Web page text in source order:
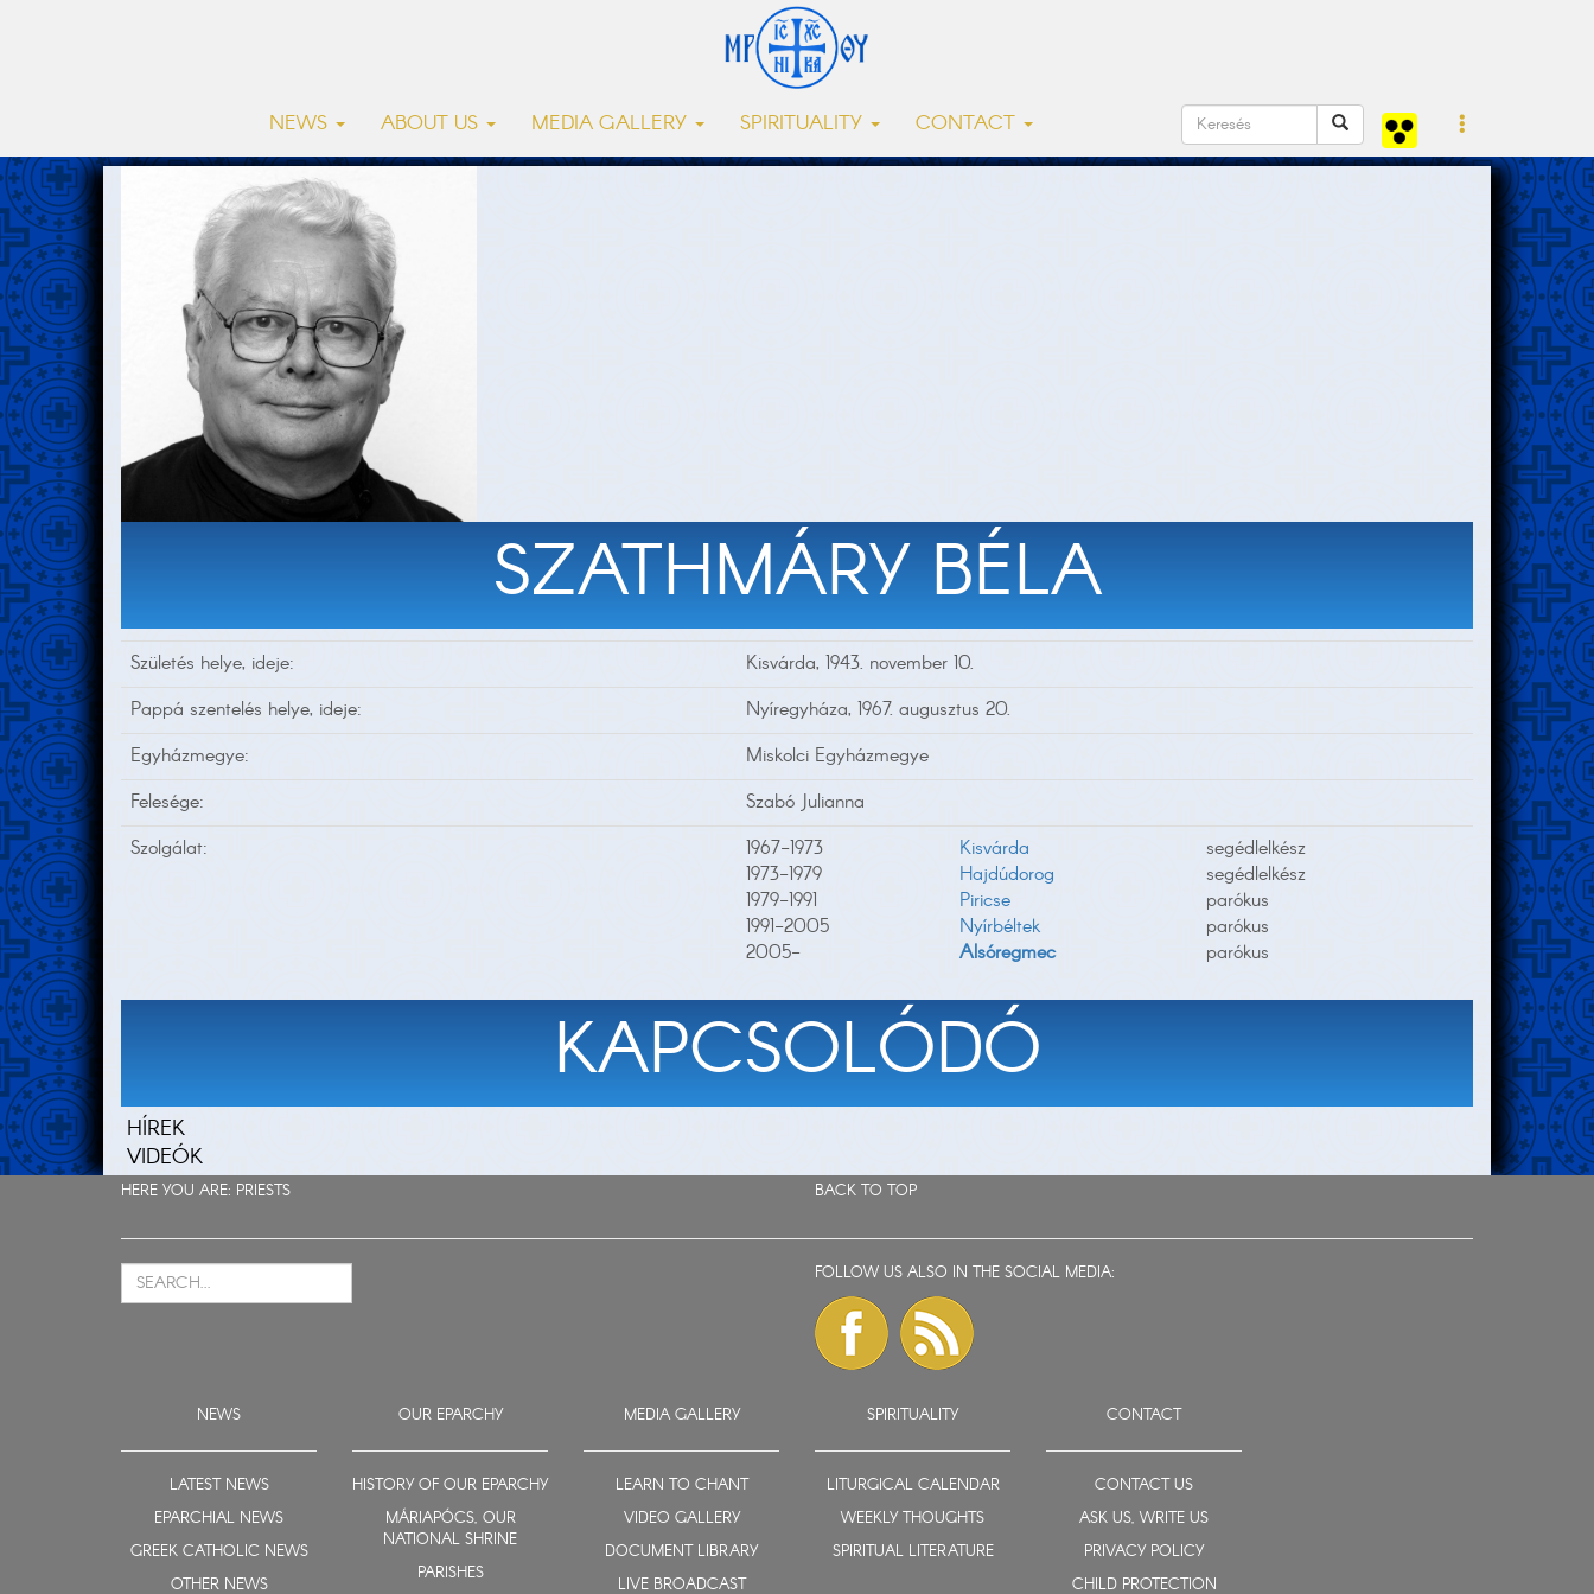
NEWS ABOUT US MEDIA GALLERY SPIRITUALITY CONTACT
SZATHMÁRY BÉLA
Születés helye, ideje:
Kisvárda, 1943. november 10.
Pappá szentelés helye, ideje:
Nyíregyháza, 1967. augusztus 20.
Egyházmegye:
Miskolci Egyházmegye
Felesége:
Szabó Julianna
Szolgálat:
1967-1973 Kisvárda
segédlelkész
1973-1979
Hajdúdorog
segédlelkész
1979-1991
Piricse
parókus
1991-2005
Nyírbéltek
parókus
2005-
Alsóregmec parókus
KAPCSOLÓDÓ
HÍREK
VIDEÓK
HERE YOU ARE: PRIESTS BACK TO TOP
FOLLOW US ALSO IN THE SOCIAL MEDIA:
NEWS
LATEST NEWS
EPARCHIAL NEWS
GREEK CATHOLIC NEWS
OTHER NEWS
OUR EPARCHY
HISTORY OF OUR EPARCHY
MÁRIAPÓCS, OUR
NATIONAL SHRINE
PARISHES
MEDIA GALLERY
LEARN TO CHANT
VIDEO GALLERY
DOCUMENT LIBRARY
LIVE BROADCAST
SPIRITUALITY
LITURGICAL CALENDAR
WEEKLY THOUGHTS
SPIRITUAL LITERATURE
CONTACT
CONTACT US
ASK US, WRITE US
PRIVACY POLICY
CHILD PROTECTION